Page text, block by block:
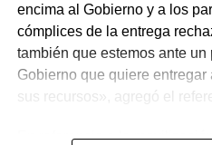
encima al Gobierno y a los
cómplices de la entrega
también que estemos ante
Gobierno que quiere
sus recursos», agregó el
En referencia a la